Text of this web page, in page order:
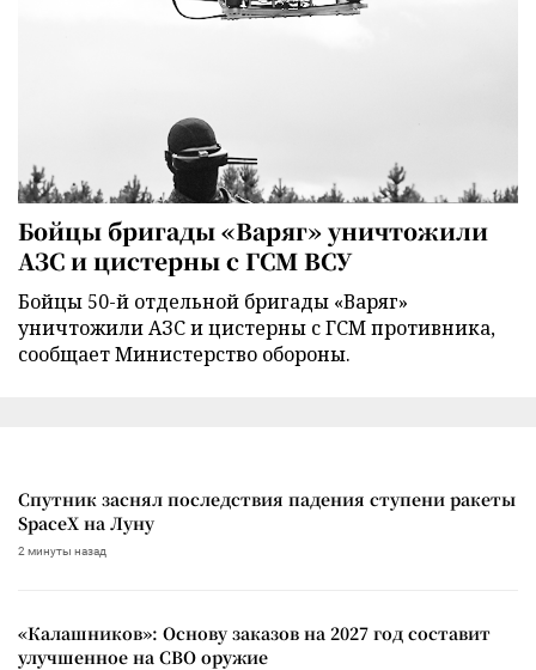
Бойцы бригады «Варяг» уничтожили
АЗС и цистерны с ГСМ ВСУ
Бойцы 50-й отдельной бригады «Варяг»
уничтожили АЗС и цистерны с ГСМ противника,
сообщает Министерство обороны.
Спутник заснял последствия падения ступени ракеты
SpaceX на Луну
2 минуты назад
«Калашников»: Основу заказов на 2027 год составит
улучшенное на СВО оружие